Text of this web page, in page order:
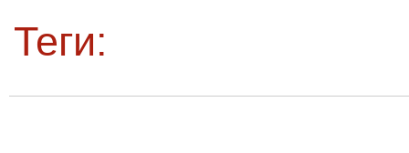
Теги: